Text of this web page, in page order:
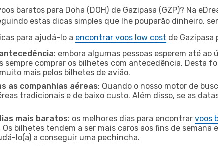
baratos para Doha (DOH) de Gazipasa (GZP)? Na
estas dicas simples que lhe pouparão dinheiro,
para ajudá-lo a encontrar voos low cost de Gazipasa
: embora algumas pessoas esperem até
sempre comprar os bilhetes com antecedência. Desta
mais pelos bilhetes de avião.
as companhias aéreas: Quando o nosso motor de
tradicionais e de baixo custo. Além disso, se as
mais baratos: os melhores dias para encontrar voos
bilhetes tendem a ser mais caros aos fins de
lo(a) a conseguir uma pechincha.